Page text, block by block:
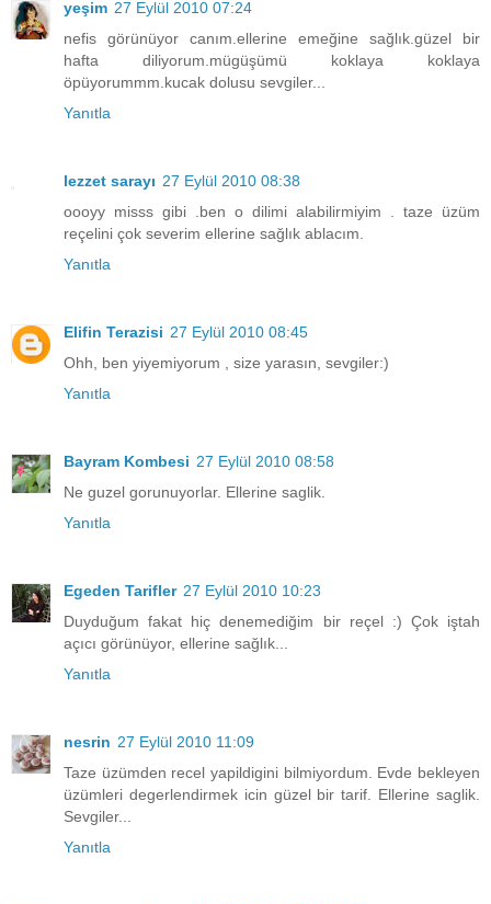
yeşim 27 Eylül 2010 07:24
nefis görünüyor canım.ellerine emeğine sağlık.güzel bir
hafta diliyorum.mügüşümü koklaya koklaya
öpüyorummm.kucak dolusu sevgiler...
Yanıtla
lezzet sarayı 27 Eylül 2010 08:38
oooyy misss gibi .ben o dilimi alabilirmiyim . taze üzüm
reçelini çok severim ellerine sağlık ablacım.
Yanıtla
Elifin Terazisi 27 Eylül 2010 08:45
Ohh, ben yiyemiyorum , size yarasın, sevgiler:)
Yanıtla
Bayram Kombesi 27 Eylül 2010 08:58
Ne guzel gorunuyorlar. Ellerine saglik.
Yanıtla
Egeden Tarifler 27 Eylül 2010 10:23
Duyduğum fakat hiç denemediğim bir reçel :) Çok iştah
açıcı görünüyor, ellerine sağlık...
Yanıtla
nesrin 27 Eylül 2010 11:09
Taze üzümden recel yapildigini bilmiyordum. Evde bekleyen
üzümleri degerlendirmek icin güzel bir tarif. Ellerine saglik.
Sevgiler...
Yanıtla